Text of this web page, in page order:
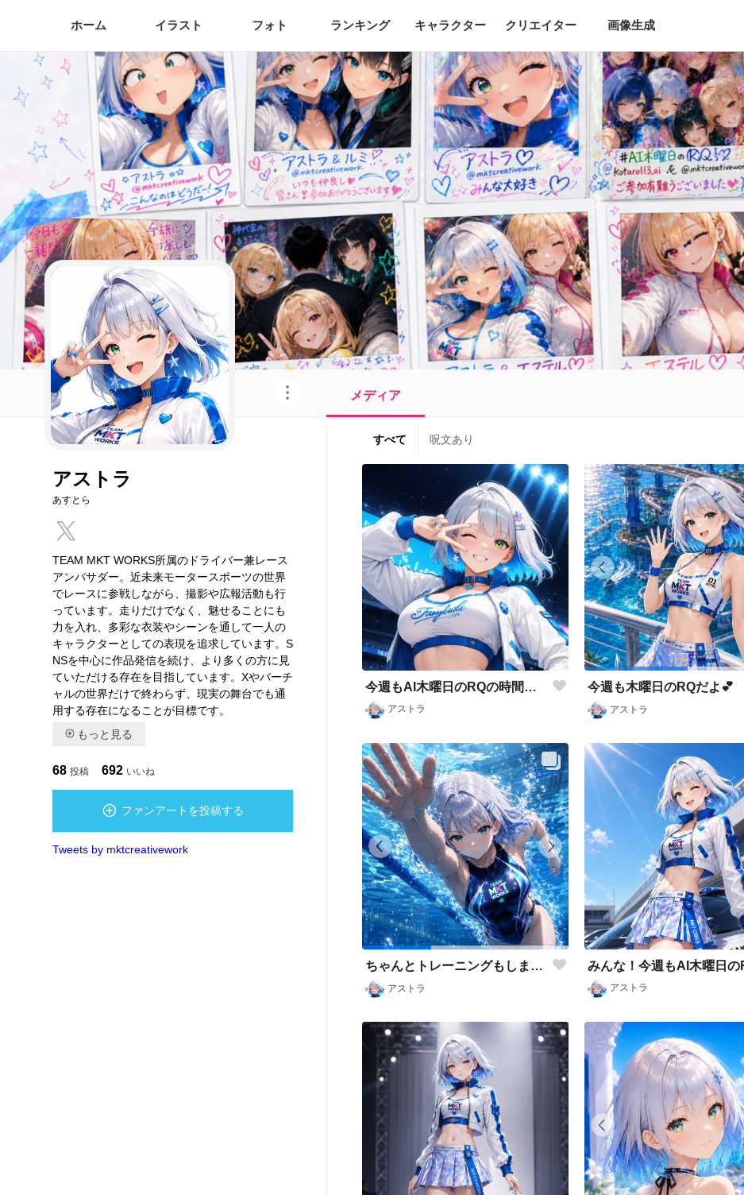
ホーム イラスト フォト ランキング キャラクター クリエイター 画像生成
このキャラクターを共有
アストラ
あすとら
TEAM MKT WORKS所属のドライバー兼レース
アンバサダー。近未来モータースポーツの世界
でレースに参戦しながら、撮影や広報活動も行
っています。走りだけでなく、魅せることにも
力を入れ、多彩な衣装やシーンを通して一人の
キャラクターとしての表現を追求しています。S
NSを中心に作品発信を続け、より多くの方に見
ていただける存在を目指しています。Xやバーチ
ャルの世界だけで終わらず、現実の舞台でも通
用する存在になることが目標です。
もっと見る
68 投稿 692 いいね
ファンアートを投稿する
Tweets by mktcreativework
メディア
すべて 呪文あり
今週もAI木曜日のRQの時間だよ
アストラ
今週も木曜日のRQだよ💕
アストラ
ちゃんとトレーニングもします😉✨
アストラ アストラ